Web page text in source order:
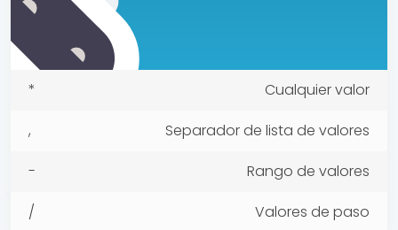
*
Cualquier valor
,
Separador de lista de valores
-
Rango de valores
/
Valores de paso